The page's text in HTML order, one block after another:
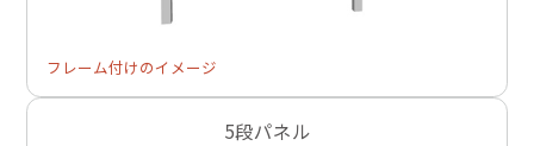
フレーム付けのイメージ
5段パネル